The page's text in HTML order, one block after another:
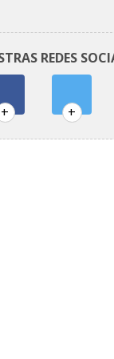
REDES
+ +